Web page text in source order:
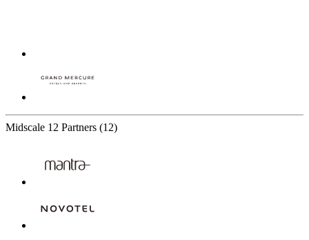
Midscale 12 Partners (12)